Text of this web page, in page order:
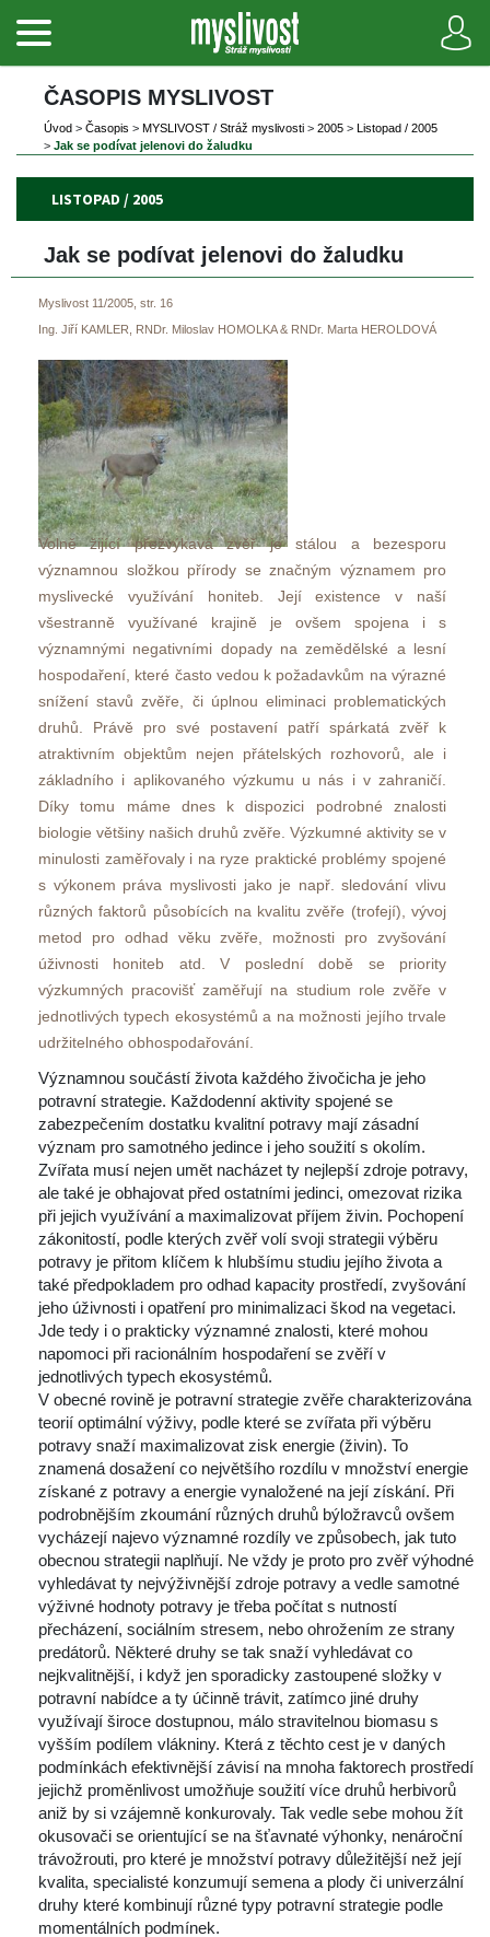
ČASOPIS MYSLIVOST
Úvod > Časopi > MYSLIVOST / Stráž myslivosti > 2005 > Listopad / 2005
> Jak se podívat jelenovi do žaludku
LISTOPAD / 2005
Jak se podívat jelenovi do žaludku
Myslivost 11/2005, str. 16
Ing. Jiří KAMLER, RNDr. Miloslav HOMOLKA & RNDr. Marta HEROLDOVÁ
Volně žijící přežvýkavá zvěř je stálou a bezesporu
významnou složkou přírody se značným významem pro
myslivecké využívání honiteb. Její existence v naší
všestranně využívané krajině je ovšem spojena i s
významnými negativními dopady na zemědělské a lesní
hospodaření, které často vedou k požadavkům na výrazné
nížení stavů zvěře, či úplnou eliminaci problematických
druhů. Právě pro své postavení patří spárkatá zvěř k
atraktivním objektům nejen přátelských rozhovorů, ale i
základního i aplikovaného výzkumu u nás i v zahraničí.
Díky tomu máme dnes k dispozici podrobné znalosti
biologie většiny našich druhů zvěře. Výzkumné aktivity se v
minulosti zaměřovaly i na ryze praktické problémy spojené
výkonem práva myslivosti jako je např. sledování vlivu
různých faktorů působících na kvalitu zvěře (trofejí), vývoj
metod pro odhad věku zvěře, možnosti pro zvyšování
úživnosti honiteb atd. V poslední době se priority
výzkumných pracovišť zaměřují na studium role zvěře v
jednotlivých typech ekosystémů a na možnosti jejího trvale
udržitelného obhospodařování.
Významnou součástí života každého živočicha je jeho
potravní strategie. Každodenní aktivity spojené se
zabezpečením dostatku kvalitní potravy mají zásadní
význam pro samotného jedince i jeho soužití s okolím.
Zvířata musí nejen umět nacházet ty nejlepší zdroje potravy,
ale také je obhajovat před ostatními jedinci, omezovat rizika
při jejich využívání a maximalizovat příjem živin. Pochopení
zákonitostí, podle kterých zvěř volí svoji strategii výběru
potravy je přitom klíčem k hlubšímu studiu jejího života a
také předpokladem pro odhad kapacity prostředí, zvyšování
jeho úživnosti i opatření pro minimalizaci škod na vegetaci.
Jde tedy i o prakticky významné znalosti, které mohou
napomoci při racionálním hospodaření se zvěří v
jednotlivých typech ekosystémů.
V obecné rovině je potravní strategie zvěře charakterizována
teorií optimální výživy, podle které se zvířata při výběru
potravy snaží maximalizovat zisk energie (živin). To
znamená dosažení co největšího rozdílu v množství energie
získané z potravy a energie vynaložené na její získání. Při
podrobnějším zkoumání různých druhů býložravců ovšem
vycházejí najevo významné rozdíly ve způsobech, jak tuto
obecnou strategii naplňují. Ne vždy je proto pro zvěř výhodné
vyhledávat ty nejvýživnější zdroje potravy a vedle samotné
výživné hodnoty potravy je třeba počítat s nutností
přecházení, sociálním stresem, nebo ohrožením ze strany
predátorů. Některé druhy se tak snaží vyhledávat co
nejkvalitnější, i když jen sporadicky zastoupené složky v
potravní nabídce a ty účinně trávit, zatímco jiné druhy
využívají široce dostupnou, málo stravitelnou biomasu s
vyšším podílem vlákniny. Která z těchto cest je v daných
podmínkách efektivnější závisí na mnoha faktorech prostředí
jejichž proměnlivost umožňuje soužití více druhů herbivorů
aniž by si vzájemně konkurovaly. Tak vedle sebe mohou žít
okusovači se orientující se na šťavnaté výhonky, nenároční
trávožrouti, pro které je množství potravy důležitější než její
kvalita, specialisté konzumují semena a plody či univerzální
druhy které kombinují různé typy potravní strategie podle
momentálních podmínek.